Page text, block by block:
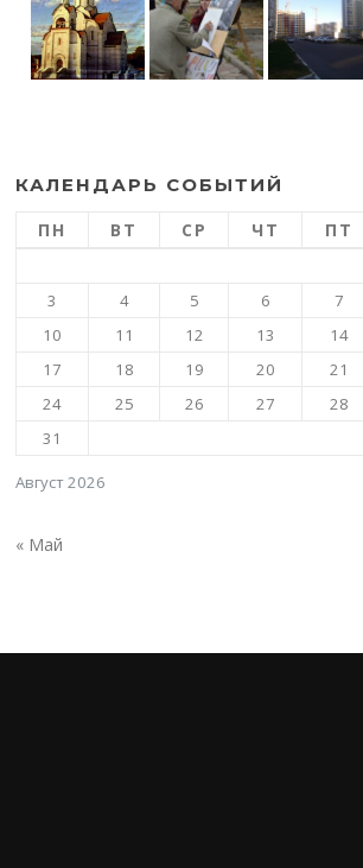
КАЛЕНДАРЬ СОБЫТИЙ
Август 2026
ПН ВТ СР ЧТ ПТ
3
4 5 6 7
10
11 12 13 14
17
18 19 20 21
24
25 26 27 28
31
« Май